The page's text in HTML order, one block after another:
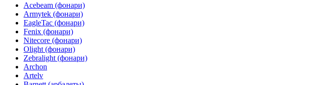
Acebeam (фонари)
Armytek (фонари)
EagleTac (фонари)
Fenix (фонари)
Nitecore (фонари)
Olight (фонари)
Zebralight (фонари)
Archon
Artelv